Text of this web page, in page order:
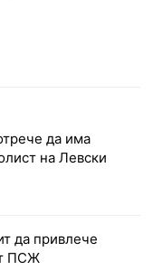
да има
на Левски
да привлече
ПСЖ